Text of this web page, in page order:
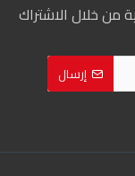
من خلال الاشتراك
إرسال